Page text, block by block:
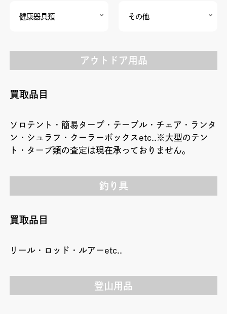
健康器具類 その他
アウトドア用品
買取品目
ソロテント・簡易タープ・テーブル・チェア・ランタ
ン・シュラフ・クーラーボックスetc..※大型のテン
ト・タープ類の査定は現在承っておりません。
釣り具
買取品目
リール・ロッド・ルアーetc..
登山用品